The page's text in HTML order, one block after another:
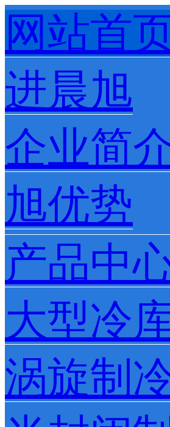
网站首
进晨旭
企业简
旭优势
产品中
大型冷
涡旋制